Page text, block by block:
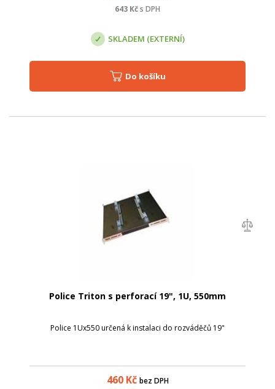
643 Kčs DPH
SKLADEM (EXTERNÍ)
Do košíku
Police Triton s perforací 19", 1U, 550mm
Police 1Ux550 určená k instalaci do rozváděčů 19"
460Kč bez DPH